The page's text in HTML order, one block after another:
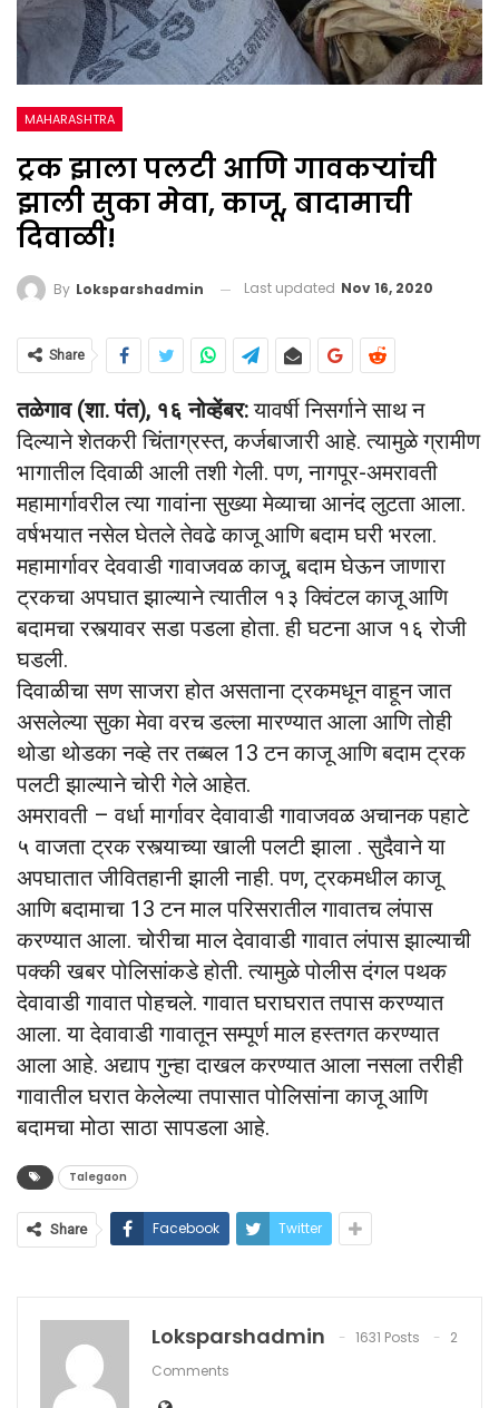
MAHARASHTRA
ट्रक झाला पलटी आणि गावकऱ्यांची
झाली सुका मेवा, काजू, बादामाची
दिवाळी!
By Loksparshadmin Last updated Nov 16, 2020
Share
तळेगाव (शा. पंत), १६ नोव्हेंबर:यावर्षी निसर्गाने साथ न
दिल्याने शेतकरी चिंताग्रस्त, कर्जबाजारी आहे. त्यामुळे ग्रामीण
भागातील दिवाळी आली तशी गेली. पण, नागपूर-अमरावती
महामार्गावरील त्या गावांना सुख्या मेव्याचा आनंद लुटता आला.
वर्षभयात नसेल घेतले तेवढे काजू आणि बदाम घरी भरला.
महामार्गावर देववाडी गावाजवळ काजू, बदाम घेऊन जाणारा
ट्रकचा अपघात झाल्याने त्यातील १३ क्विंटल काजू आणि
बदामचा रस्त्यावर सडा पडला होता. ही घटना आज १६ रोजी
घडली.
दिवाळीचा सण साजरा होत असताना ट्रकमधून वाहून जात
असलेल्या सुका मेवा वरच डल्ला मारण्यात आला आणि तोही
थोडा थोडका नव्हे तर तब्बल 13 टन काजू आणि बदाम ट्रक
पलटी झाल्याने चोरी गेले आहेत.
अमरावती – वर्धा मार्गावर देवावाडी गावाजवळ अचानक पहाटे
५ वाजता ट्रक रस्त्याच्या खाली पलटी झाला . सुदैवाने या
अपघातात जीवितहानी झाली नाही. पण, ट्रकमधील काजू
आणि बदामाचा 13 टन माल परिसरातील गावातच लंपास
करण्यात आला. चोरीचा माल देवावाडी गावात लंपास झाल्याची
पक्की खबर पोलिसांकडे होती. त्यामुळे पोलीस दंगल पथक
देवावाडी गावात पोहचले. गावात घराघरात तपास करण्यात
आला. या देवावाडी गावातून सम्पूर्ण माल हस्तगत करण्यात
आला आहे. अद्याप गुन्हा दाखल करण्यात आला नसला तरीही
गावातील घरात केलेल्या तपासात पोलिसांना काजू आणि
बदामचा मोठा साठा सापडला आहे.
Talegaon
Share Facebook Twitter
Loksparshadmin 1631 Posts
2
Comments